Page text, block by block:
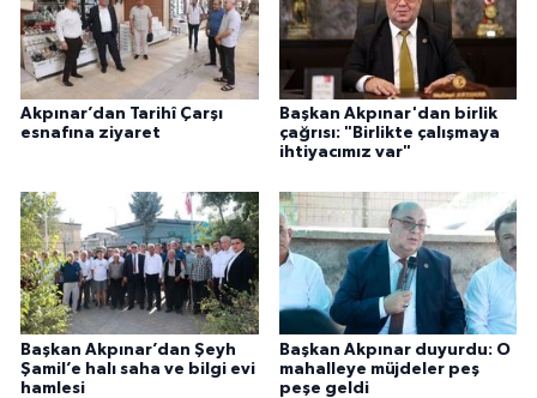
Akpınar’dan Tarihî Çarşı
esnafına ziyaret
Başkan Akpınar'dan birlik
çağrısı: "Birlikte çalışmaya
ihtiyacımız var"
Başkan Akpınar’dan Şeyh
Şamil’e halı saha ve bilgi evi
hamlesi
Başkan Akpınar duyurdu: O
mahalleye müjdeler peş
peşe geldi